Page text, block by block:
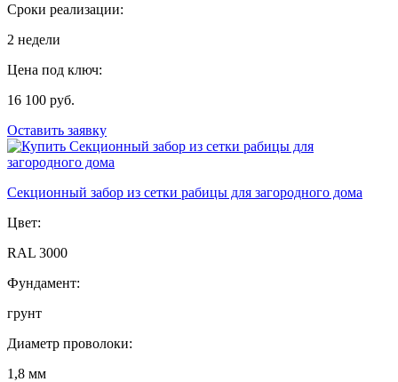
Сроки реализации:
2 недели
Цена под ключ:
16 100 руб.
Оставить заявку
Секционный забор из сетки рабицы для загородного дома
Цвет:
RAL 3000
Фундамент:
грунт
Диаметр проволоки:
1,8 мм